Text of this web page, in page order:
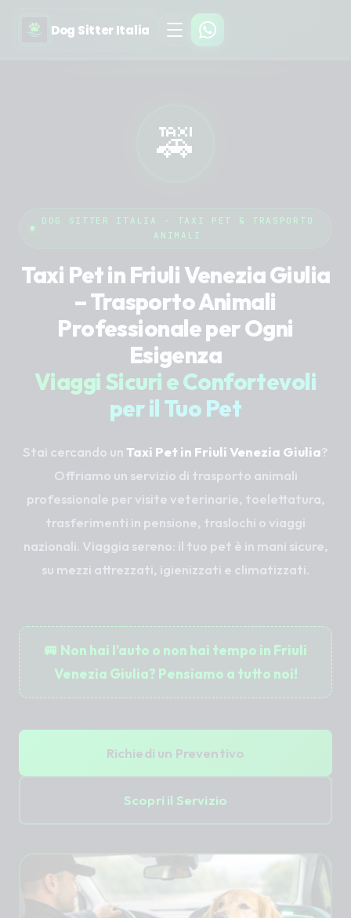
Dog Sitter Italia
🚕
DOG SITTER ITALIA - TAXI PET & TRASPORTO
ANIMALI
Taxi Pet in Friuli Venezia Giulia
– Trasporto Animali
Professionale per Ogni
Esigenza
Viaggi Sicuri e Confortevoli
per il Tuo Pet
Stai cercando unTaxi Pet in Friuli Venezia Giulia?
Offriamo un servizio di trasporto animali
professionale per visite veterinarie, toelettatura,
trasferimenti in pensione, traslochi o viaggi
nazionali. Viaggia sereno: il tuo pet è in mani sicure,
su mezzi attrezzati, igienizzati e climatizzati.
🚐 Non hai l'auto o non hai tempo in Friuli
Venezia Giulia? Pensiamo a tutto noi!
Richiedi un Preventivo
Scopri il Servizio